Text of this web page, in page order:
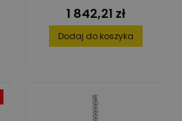
Cena
1 842,21 zł
Dodaj do koszyka